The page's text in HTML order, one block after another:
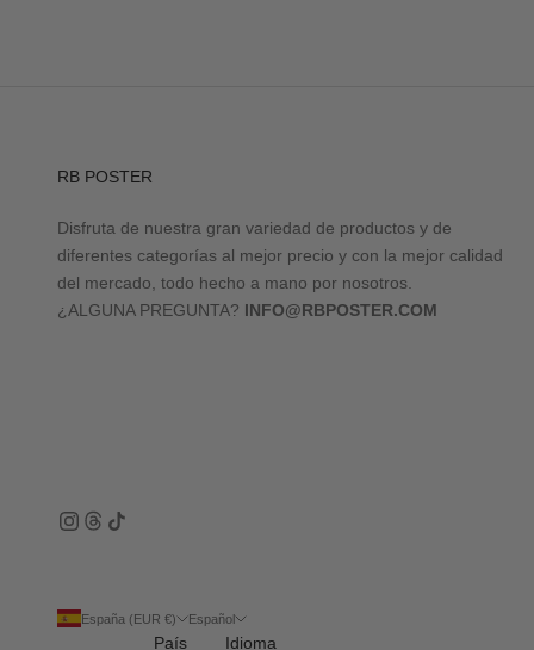
RB POSTER
Disfruta de nuestra gran variedad de productos y de
diferentes categorías al mejor precio y con la mejor calidad
del mercado, todo hecho a mano por nosotros.
¿ALGUNA PREGUNTA? INFO@RBPOSTER.COM
España (EUR €)
País
Español
Idioma